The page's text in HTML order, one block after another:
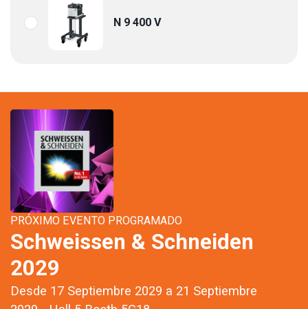
N 9 400 V
PRÓXIMO EVENTO PROGRAMADO
Schweissen & Schneiden
2029
Desde 17 Septiembre 2029 a 21 Septiembre